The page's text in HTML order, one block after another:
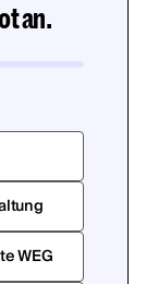
an.
WEG